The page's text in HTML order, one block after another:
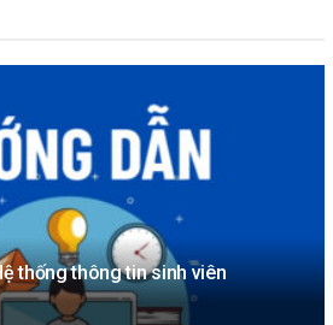
thống thông tin sinh viên